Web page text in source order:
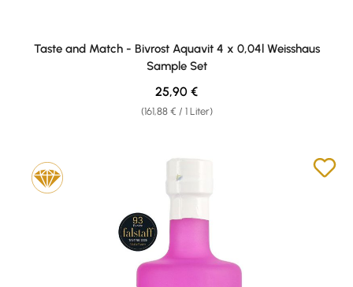
Taste and Match - Bivrost Aquavit 4 x 0,04l Weisshaus
Sample Set
(161,88 € / 1 Liter)
Regulärer Preis:
25,90 €